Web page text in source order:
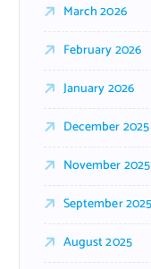
March 2026
February 2026
January 2026
December 2025
November 2025
September 2025
August 2025